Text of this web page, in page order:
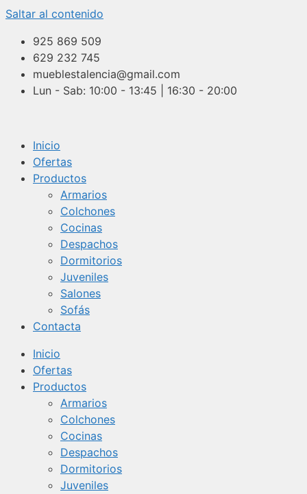
Saltar al contenido
925 869 509
629 232 745
mueblestalencia@gmail.com
Lun - Sab: 10:00 - 13:45 | 16:30 - 20:00
Inicio
Ofertas
Productos
Armarios
Colchones
Cocinas
Despachos
Dormitorios
Juveniles
Salones
Sofás
Contacta
Inicio
Ofertas
Productos
Armarios
Colchones
Cocinas
Despachos
Dormitorios
Juveniles